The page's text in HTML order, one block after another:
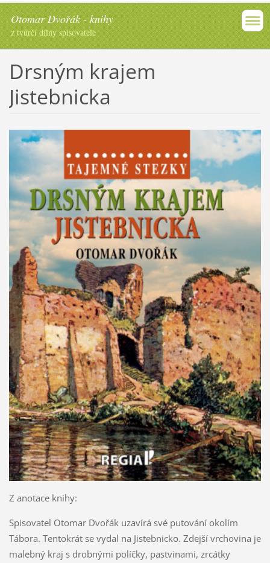
Otomar Dvořák - knihy
z tvůrčí dílny spisovatele
Drsným krajem
Jistebnicka
Z anotace knihy:
Spisovatel Otomar Dvořák uzavírá své putování okolím
Tábora. Tentokrát se vydal na Jistebnicko. Zdejší vrchovina je
malebný kraj s drobnými políčky, pastvinami, zrcátky